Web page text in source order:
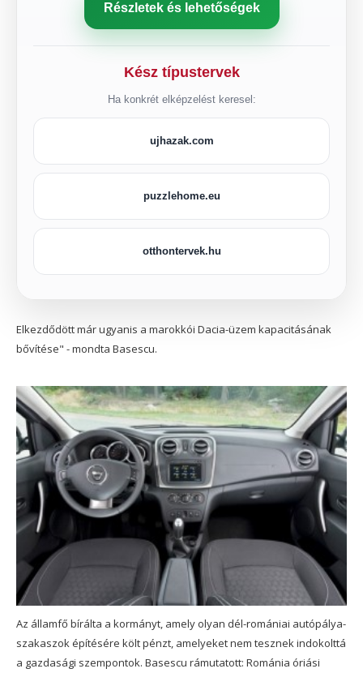
Részletek és lehetőségek
Kész típustervek
Ha konkrét elképzelést keresel:
ujhazak.com
puzzlehome.eu
otthontervek.hu
Elkezdődött már ugyanis a marokkói Dacia-üzem kapacitásának
bővítése" - mondta Basescu.
Az államfő bírálta a kormányt, amely olyan dél-romániai autópálya-
szakaszok építésére költ pénzt, amelyeket nem tesznek indokolttá
a gazdasági szempontok. Basescu rámutatott: Románia óriási